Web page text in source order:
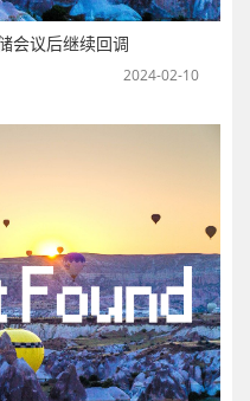
会议后继续回调
2024-02-10